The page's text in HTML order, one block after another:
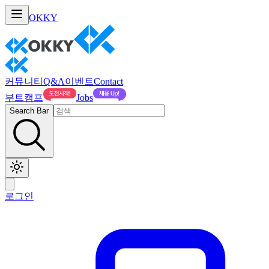
OKKY
커뮤니티 Q&A이벤트Contact
부트캠프
Jobs
Search Bar
로그인